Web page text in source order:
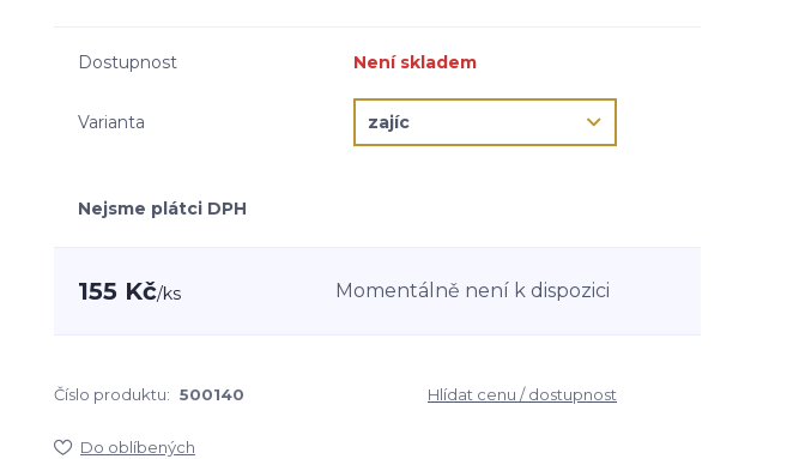
Dostupnost Není skladem
Varianta
Nejsme plátci DPH
155 Kč/ks Momentálně není k dispozici
Číslo produktu: 500140 Hlídat cenu / dostupnost
Do oblíbených